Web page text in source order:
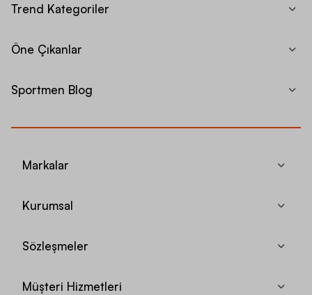
Trend Kategoriler
Öne Çıkanlar
Sportmen Blog
Markalar
Kurumsal
Sözleşmeler
Müşteri Hizmetleri